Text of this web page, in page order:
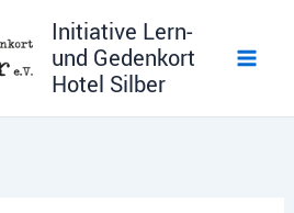
Initiative Lern-
und Gedenkort
Hotel Silber